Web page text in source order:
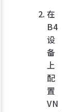
在
B4
设
备
上
配
置
VN